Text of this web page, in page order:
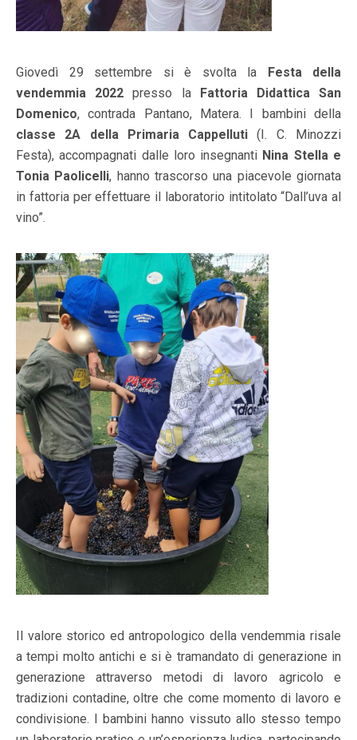
Giovedì 29 settembre si è svolta la
Festa della
vendemmia 2022 presso la
Fattoria Didattica San
Domenico, contrada Pantano, Matera. I bambini della
classe 2A della Primaria Cappelluti (I. C. Minozzi
Festa), accompagnati dalle loro insegnanti Nina Stella e
Tonia Paolicelli, hanno trascorso una piacevole giornata
in fattoria per effettuare il laboratorio intitolato “Dall’uva al
vino”.
Il valore storico ed antropologico della vendemmia risale
a tempi molto antichi e si è tramandato di generazione in
generazione attraverso metodi di lavoro agricolo e
tradizioni contadine, oltre che come momento di lavoro e
condivisione. I bambini hanno vissuto allo stesso tempo